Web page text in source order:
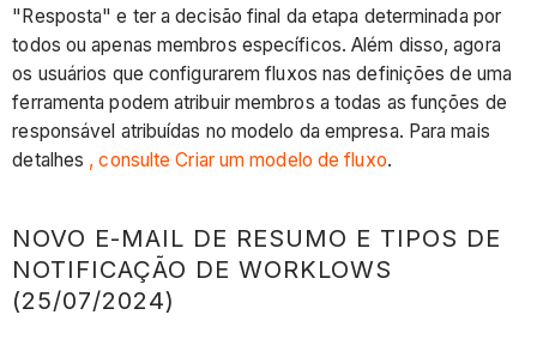
"Resposta" e ter a decisão final da etapa determinada por
todos ou apenas membros específicos. Além disso, agora
os usuários que configurarem fluxos nas definições de uma
ferramenta podem atribuir membros a todas as funções de
responsável atribuídas no modelo da empresa. Para mais
detalhes , consulte Criar um modelo de fluxo.
NOVO E-MAIL DE RESUMO E TIPOS DE
NOTIFICAÇÃO DE WORKLOWS
(25/07/2024)